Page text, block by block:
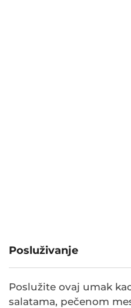
Posluživanje
Poslužite ovaj umak
salatama, pečenom